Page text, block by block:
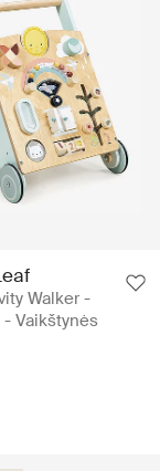
Walker -
Vaikštynės